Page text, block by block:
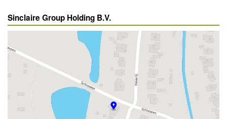
Sinclaire Group Holding B.V.